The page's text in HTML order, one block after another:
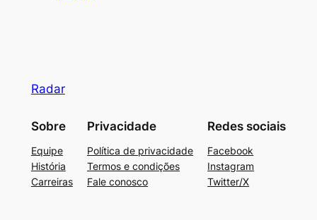
Radar
Sobre
Equipe
História
Carreiras
Privacidade
Política de privacidade
Termos e condições
Fale conosco
Redes sociais
Facebook
Instagram
Twitter/X